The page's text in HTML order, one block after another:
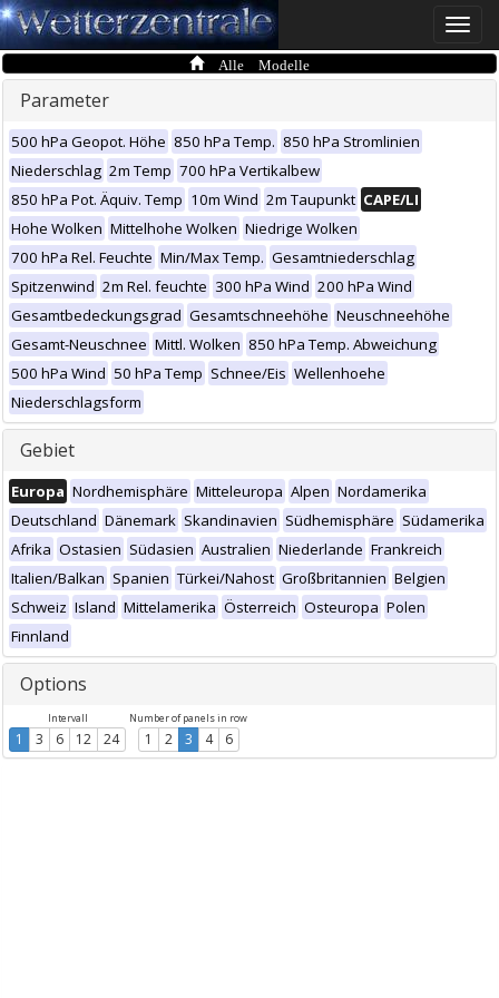
Toggle
Alle Modelle
Parameter
500 hPa Geopot. Höhe 850 hPa Temp. 850 hPa Stromlinien
Niederschlag 2m Temp 700 hPa Vertikalbew
850 hPa Pot. Äquiv. Temp 10m Wind 2m Taupunkt CAPE/LI
Hohe Wolken Mittelhohe Wolken Niedrige Wolken
700 hPa Rel. Feuchte Min/Max Temp. Gesamtniederschlag
Spitzenwind 2m Rel. feuchte 300 hPa Wind 200 hPa Wind
Gesamtbedeckungsgrad Gesamtschneehöhe Neuschneehöhe
Gesamt-Neuschnee Mittl. Wolken 850 hPa Temp. Abweichung
500 hPa Wind 50 hPa Temp Schnee/Eis Wellenhoehe
Niederschlagsform
Gebiet
Europa Nordhemisphäre Mitteleuropa Alpen Nordamerika
Deutschland Dänemark Skandinavien Südhemisphäre Südamerika
Afrika Ostasien Südasien Australien Niederlande Frankreich
Italien/Balkan Spanien Türkei/Nahost Großbritannien Belgien
Schweiz Island Mittelamerika Österreich Osteuropa Polen
Finnland
Options
Intervall
1 3 6 12 24
Number of panels in row
1 2 3 4 6